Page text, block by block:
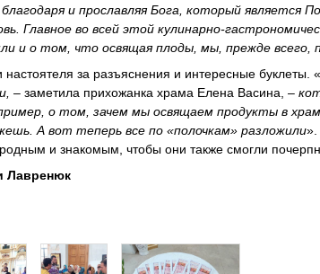
и прославляя Бога, который является
Главное во всей этой кулинарно-
и о том, что освящая плоды, мы, прежде всего,
за разъяснения и интересные буклеты. «
– заметила прихожанка храма Елена Васина, –
о том, зачем мы освящаем продукты в
А вот теперь все по «полочкам» разложили».
и знакомым, чтобы они также смогли
Лавренюк